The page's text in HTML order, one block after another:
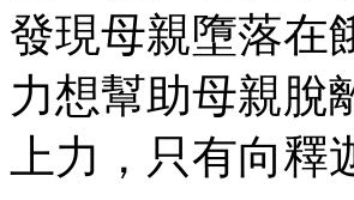
發現母親墮落在
力想幫助母親脫
上力，只有向